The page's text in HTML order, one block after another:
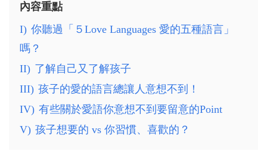
內容重點
I) 你聽過「５Love Languages 愛的五種語言」
嗎？
II) 了解自己又了解孩子
III) 孩子的愛的語言總讓人意想不到！
IV) 有些關於愛語你意想不到要留意的Point
V) 孩子想要的 vs 你習慣、喜歡的？